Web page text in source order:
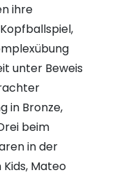
ihre
unter Beweis
in Bronze,
beim
in der
Mateo